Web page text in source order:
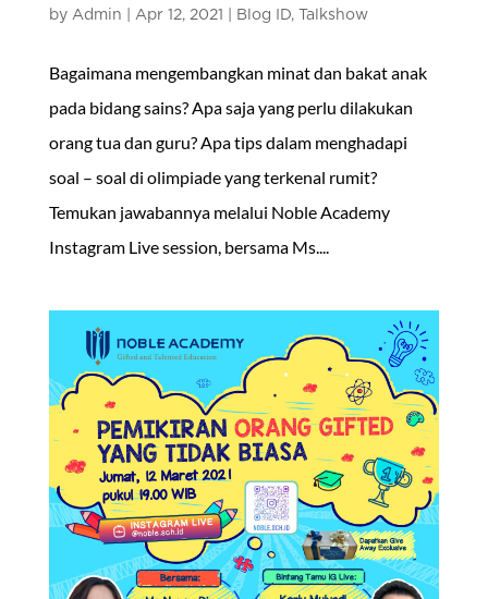
by Admin Apr 12, 2021 Blog ID, Talkshow
Bagaimana mengembangkan minat dan bakat anak
pada bidang sains? Apa saja yang perlu dilakukan
orang tua dan guru? Apa tips dalam menghadapi
soal – soal di olimpiade yang terkenal rumit?
Temukan jawabannya melalui Noble Academy
Instagram Live session, bersama Ms....